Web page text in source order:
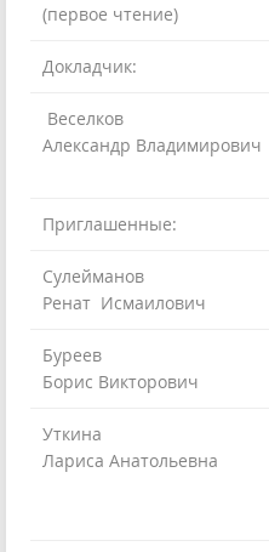
(первое чтение)
Докладчик:
Веселков
Александр Владимирович
Приглашенные:
Сулейманов
Ренат Исмаилович
Буреев
Борис Викторович
Уткина
Лариса Анатольевна